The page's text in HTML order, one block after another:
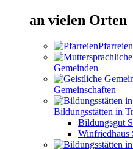
an vielen Orten
Pfarreien
Gemeinden
Gemeinschaften
Bildungsstätten in
Bildungsgut
Winfriedhaus